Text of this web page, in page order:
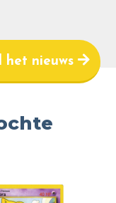
het nieuws